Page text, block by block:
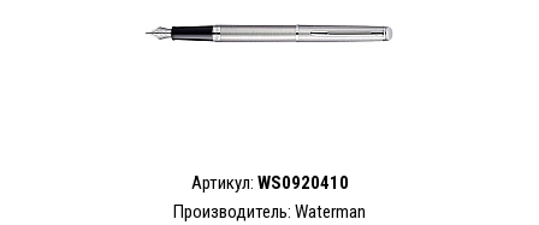
Артикул: WS0920410
Производитель: Waterman